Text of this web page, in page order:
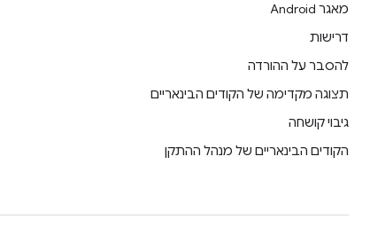
מאגר Android
דרישות
להסבר על ההורדה
תצוגה מקדימה של הקודים הבינאריים
גיבוי קושחה
הקודים הבינאריים של מנהל ההתקן